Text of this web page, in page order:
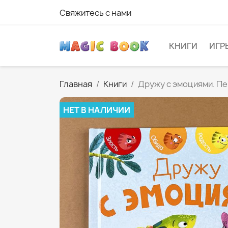
Свяжитесь с нами
КНИГИ
Главная Книги Дружу с эмоциями.
НЕТ В НАЛИЧИИ